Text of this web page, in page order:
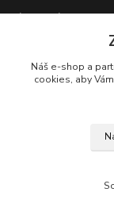
Zákaznická podpora
+420 606 622
Náš e-shop a
cookies, aby